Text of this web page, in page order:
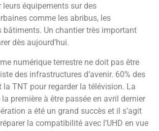
leurs équipements sur des
comme les abribus, les
bâtiments. Un chantier très important
dès aujourd’hui.
numérique terrestre ne doit pas être
des infrastructures d’avenir. 60% des
TNT pour regarder la télévision. La
première à être passée en avril dernier
a été un grand succès et il s’agit
la compatibilité avec l’UHD en vue